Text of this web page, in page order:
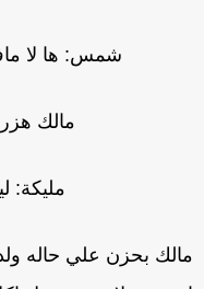
شمس: ها لا
مالك هزر
مليكة:
بحزن علي حاله